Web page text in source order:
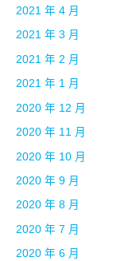
2021 年 4 月
2021 年 3 月
2021 年 2 月
2021 年 1 月
2020 年 12 月
2020 年 11 月
2020 年 10 月
2020 年 9 月
2020 年 8 月
2020 年 7 月
2020 年 6 月